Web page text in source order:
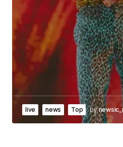
live news Top by